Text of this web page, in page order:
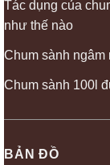
Tác dụng của
như thế nào
Chum sành
Chum sành 100l
BẢN ĐỒ